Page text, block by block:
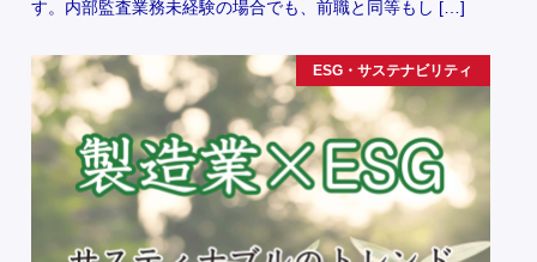
す。内部監査業務未経験の場合でも、前職と同等もし […]
ESG・サステナビリティ